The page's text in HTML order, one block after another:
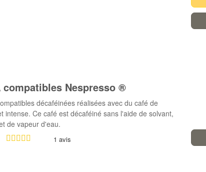
compatibles Nespresso ®
décaféinées réalisées avec du café de
intense. Ce café est décaféiné sans l'aide de solvant,
de vapeur d'eau.
1 avis